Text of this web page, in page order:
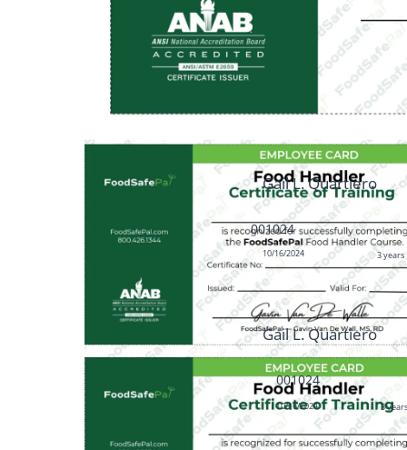
Gail L. Quartiero
001024
10/16/2024 3 years
Gail L. Quartiero
001024
10/16/2024 3 years